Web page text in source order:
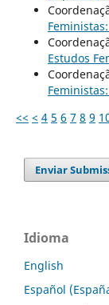
Estudos
<< < 4 5 6 7 8 9
Enviar
Idioma
English
Español